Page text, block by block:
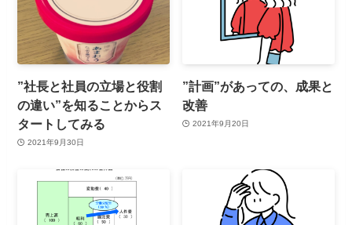
”社長と社員の立場と役割
の違い”を知ることからス
タートしてみる
2021年9月30日
”計画”があっての、成果と
改善
2021年9月20日